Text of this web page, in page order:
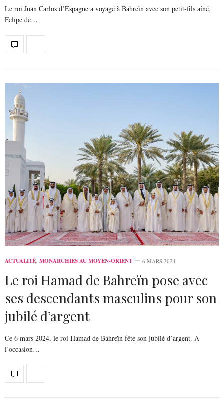
Le roi Juan Carlos d’Espagne a voyagé à Bahreïn avec son petit-fils aîné,
Felipe de…
ACTUALITÉ, MONARCHIES AU MOYEN-ORIENT 6 MARS 2024
Le roi Hamad de Bahreïn pose avec
ses descendants masculins pour son
jubilé d’argent
Ce 6 mars 2024, le roi Hamad de Bahreïn fête son jubilé d’argent. À
l’occasion…